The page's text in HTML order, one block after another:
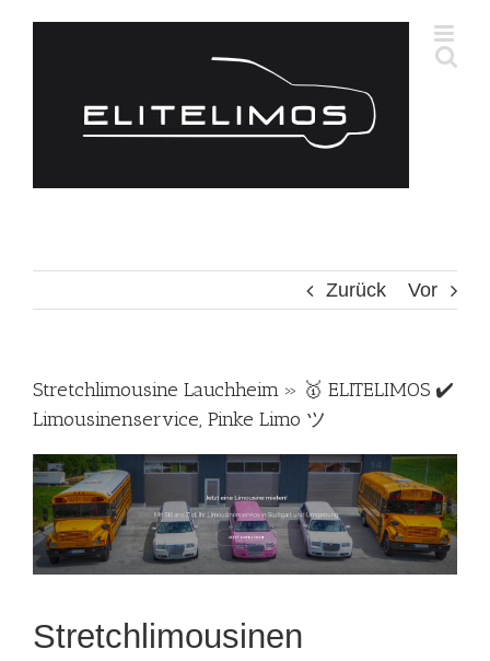
Zurück Vor
Stretchlimousine Lauchheim » 🥇 ELITELIMOS ✔️
Limousinenservice, Pinke Limo ツ
Stretchlimousinen